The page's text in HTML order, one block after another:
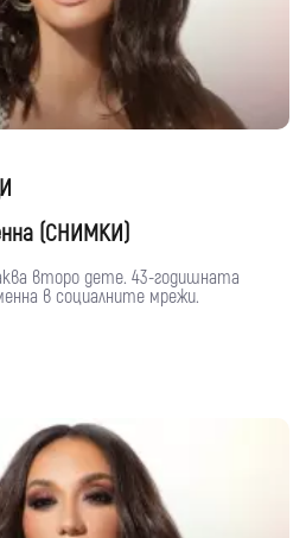
(СНИМКИ)
второ дете. 43-годишната
в социалните мрежи.